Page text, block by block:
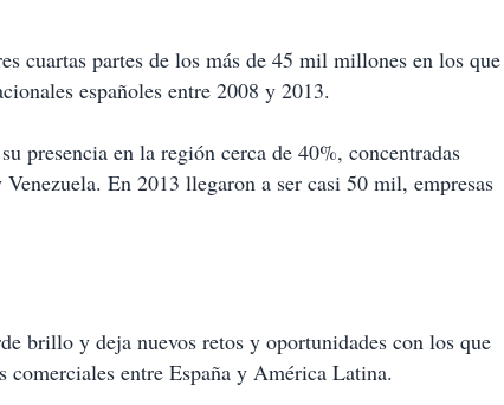
cuartas partes de los más de 45 mil millones en los que
españoles entre 2008 y 2013.
presencia en la región cerca de 40%, concentradas
En 2013 llegaron a ser casi 50 mil, empresas
brillo y deja nuevos retos y oportunidades con los que
comerciales entre España y América Latina.